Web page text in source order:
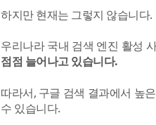
하지만 현재는 그렇지 않습니다.
우리나라 국내 검색 엔진 활성
점점 늘어나고 있습니다.
따라서, 구글 검색 결과에서 높
수 있습니다.